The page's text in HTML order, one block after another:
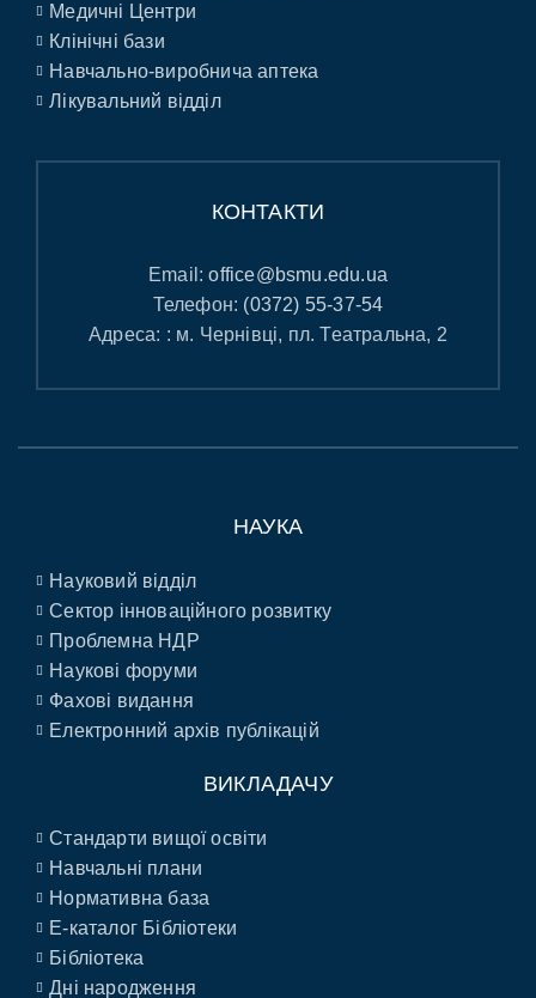
Медичні Центри
Клінічні бази
Навчально-виробнича аптека
Лікувальний відділ
КОНТАКТИ
Email:office@bsmu.edu.ua
Телефон: (0372) 55-37-54
Адреса: : м. Чернівці, пл. Театральна, 2
НАУКА
Науковий відділ
Сектор інноваційного розвитку
Проблемна НДР
Наукові форуми
Фахові видання
Електронний архів публікацій
ВИКЛАДАЧУ
Стандарти вищої освіти
Навчальні плани
Нормативна база
E-каталог Бібліотеки
Бібліотека
Дні народження